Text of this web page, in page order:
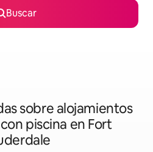
Buscar
sobre alojamientos
piscina en Fort